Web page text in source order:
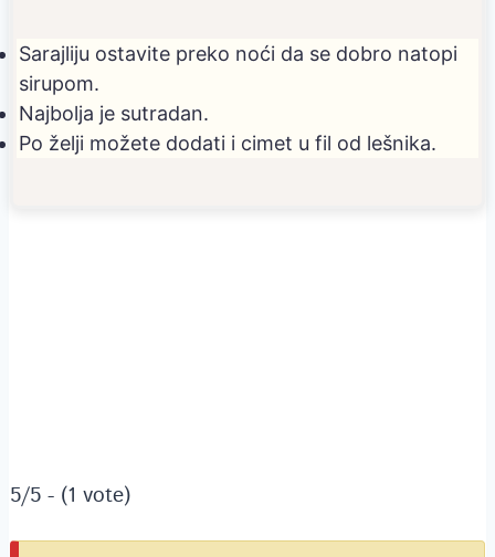
Sarajliju ostavite preko noći da se dobro natopi
sirupom.
Najbolja je sutradan.
Po želji možete dodati i cimet u fil od lešnika.
5/5 - (1 vote)